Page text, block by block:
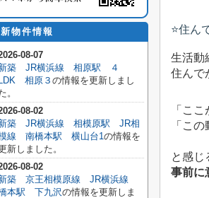
⭐️住ん
生活動
住んで
「こ
「こ
と感じ
事前に
物件情報
08-07
築 JR横浜線 相原駅 ４
LDK 相原３ の情報を更新しまし
。
08-02
築 JR横浜線 相模原駅 JR相
線 南橋本駅 横山台1の情報を
新しました。
08-02
築 京王相模原線 JR横浜線
本駅 下九沢の情報を更新しま